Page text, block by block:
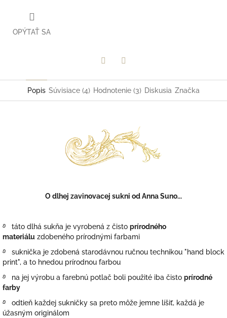
OPÝTAŤ SA
Popis Súvisiace (4) Hodnotenie (3) Diskusia Značka
O dlhej zavinovacej sukni od Anna Suno...
࿔ táto dlhá sukňa je vyrobená z čisto prírodného
materiálu zdobeného prírodnými farbami
࿔ suknička je zdobená starodávnou ručnou technikou "hand block
print", a to hnedou prírodnou farbou
࿔ na jej výrobu a farebnú potlač boli použité iba čisto prírodné
farby
࿔ odtieň každej sukničky sa preto môže jemne líšiť, každá je
úžasným originálom